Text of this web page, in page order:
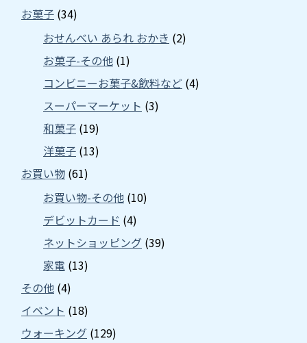
お菓子 (34)
おせんべい あられ おかき (2)
お菓子-その他 (1)
コンビニーお菓子&飲料など (4)
スーパーマーケット (3)
和菓子 (19)
洋菓子 (13)
お買い物 (61)
お買い物-その他 (10)
デビットカード (4)
ネットショッピング (39)
家電 (13)
その他 (4)
イベント (18)
ウォーキング (129)